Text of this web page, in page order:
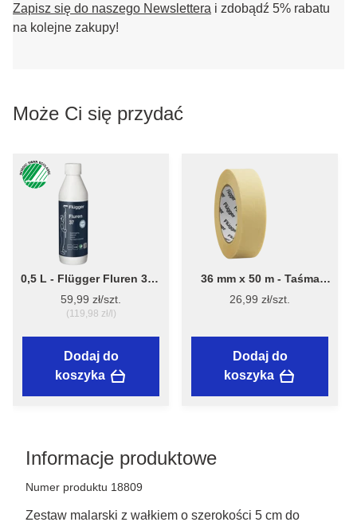
Zapisz się do naszego Newslettera i zdobądź 5% rabatu
na kolejne zakupy!
Może Ci się przydać
0,5 L - Flügger Fluren 37 -
skoncentrowany,
uniwersalny środek
myjąco-czyszczący
59,99 zł/szt.
(119,98 zł/l)
Dodaj do
koszyka
36 mm x 50 m - Taśma
Malarska Indoor
Multipurpose - Flügger
26,99 zł/szt.
Dodaj do
koszyka
Informacje produktowe
Numer produktu 18809
Zestaw malarski z wałkiem o szerokości 5 cm do